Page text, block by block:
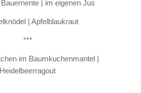
| im eigenen Jus
| Apfelblaukraut
***
im Baumkuchenmantel |
Heidelbeerragout